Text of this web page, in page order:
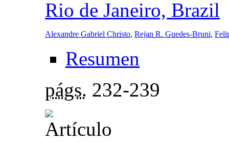
Rio de Janeiro, Brazil
Alexandre Gabriel Christo, Rejan R. Guedes-Bruni,
Resumen
págs. 232-239